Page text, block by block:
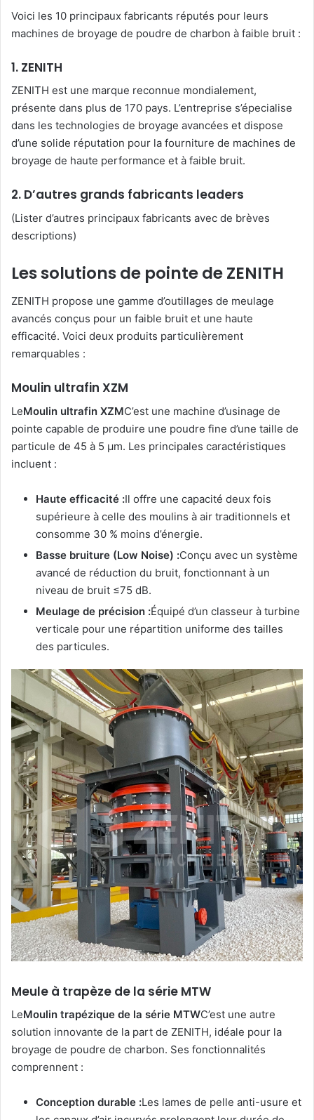
Voici les 10 principaux fabricants réputés pour leurs
machines de broyage de poudre de charbon à faible bruit :
1. ZENITH
ZENITH est une marque reconnue mondialement,
présente dans plus de 170 pays. L’entreprise s’épecialise
dans les technologies de broyage avancées et dispose
d’une solide réputation pour la fourniture de machines de
broyage de haute performance et à faible bruit.
2. D’autres grands fabricants leaders
(Lister d’autres principaux fabricants avec de brèves
descriptions)
Les solutions de pointe de ZENITH
ZENITH propose une gamme d’outillages de meulage
avancés conçus pour un faible bruit et une haute
efficacité. Voici deux produits particulièrement
remarquables :
Moulin ultrafin XZM
LeMoulin ultrafin XZMC’est une machine d’usinage de
pointe capable de produire une poudre fine d’une taille de
particule de 45 à 5 μm. Les principales caractéristiques
incluent :
Haute efficacité :Il offre une capacité deux fois
supérieure à celle des moulins à air traditionnels et
consomme 30 % moins d’énergie.
Basse bruiture (Low Noise) :Conçu avec un système
avancé de réduction du bruit, fonctionnant à un
niveau de bruit ≤75 dB.
Meulage de précision :Équipé d’un classeur à turbine
verticale pour une répartition uniforme des tailles
des particules.
Meule à trapèze de la série MTW
LeMoulin trapézique de la série MTWC’est une autre
solution innovante de la part de ZENITH, idéale pour la
broyage de poudre de charbon. Ses fonctionnalités
comprennent :
Conception durable :Les lames de pelle anti-usure et